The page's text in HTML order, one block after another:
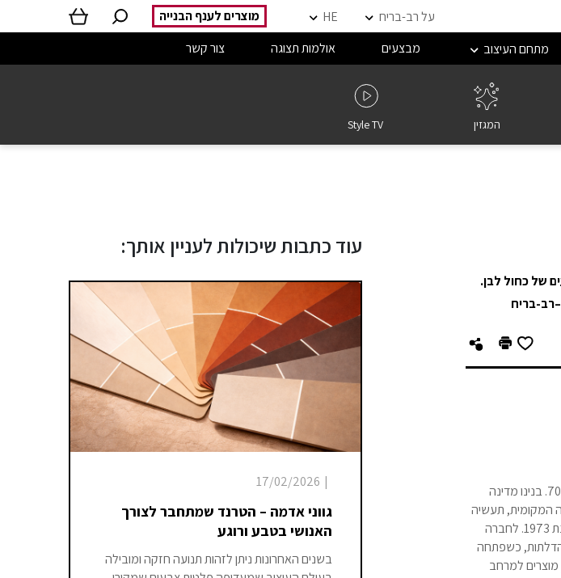
על רב-בריח HE
מוצרים לענף הבנייה
מתחם העיצוב מבצעים אולמות תצוגה צור קשר
המגזין Style TV
של כחול לבן.
בריח
יום העצמאות מגיע ומזכיר בכל שנה מחדש שמגיעה לנו טפיחה על השכם, ובמיוחד כשאנחנו חוגגים 70. בנינו מדינה
המקומית, תעשיה
כחול לבן שמעוררת גאווה גם בשאר ימות השנה. רב-בריח, מהתעשיות הוותיקות בישראל, הוקמה בשנת 1973. לחברה
כשפתחה
למרחב
עוד כתבות שיכולות לעניין אותך:
|
17/02/2026
גווני אדמה – הטרנד שמתחבר לצורך
האנושי בטבע ורוגע
בשנים האחרונות ניתן לזהות תנועה חזקה ומובילה